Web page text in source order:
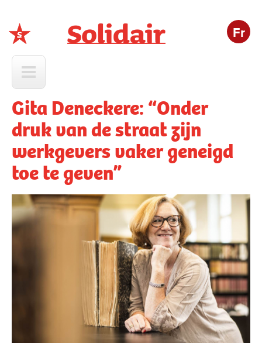
Fr
Gita Deneckere: “Onder
druk van de straat zijn
werkgevers vaker geneigd
toe te geven”